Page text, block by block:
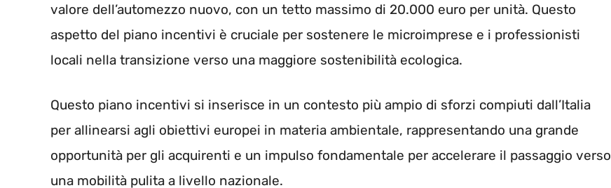
valore dell’automezzo nuovo, con un tetto massimo di 20.000 euro per unità. Questo
aspetto del piano incentivi è cruciale per sostenere le microimprese e i professionisti
locali nella transizione verso una maggiore sostenibilità ecologica.
Questo piano incentivi si inserisce in un contesto più ampio di sforzi compiuti dall’Italia
per allinearsi agli obiettivi europei in materia ambientale, rappresentando una grande
opportunità per gli acquirenti e un impulso fondamentale per accelerare il passaggio verso
una mobilità pulita a livello nazionale.